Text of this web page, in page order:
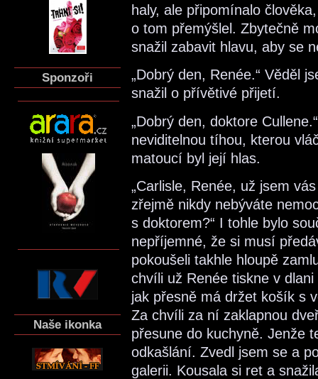
Sponzoři
Naše ikonka
haly, ale připomínalo
o tom přemýšlel. Zbytečně
snažil zabavit hlavu, aby se
„Dobrý den, Renée.“ Věděl
snažil o přívětivé přijetí.
„Dobrý den, doktore
neviditelnou tíhou, kterou
matoucí byl její hlas.
„Carlisle, Renée, už jsem
zřejmě nikdy nebýváte
s doktorem?“ I tohle bylo
nepříjemné, že si musí
pokoušeli takhle hloupě
chvíli už Renée tiskne v
jak přesně má držet košík s
Za chvíli za ní zaklapnou
přesune do kuchyně. Jenže
odkašlání. Zvedl jsem se a
galerii. Kousala si ret a